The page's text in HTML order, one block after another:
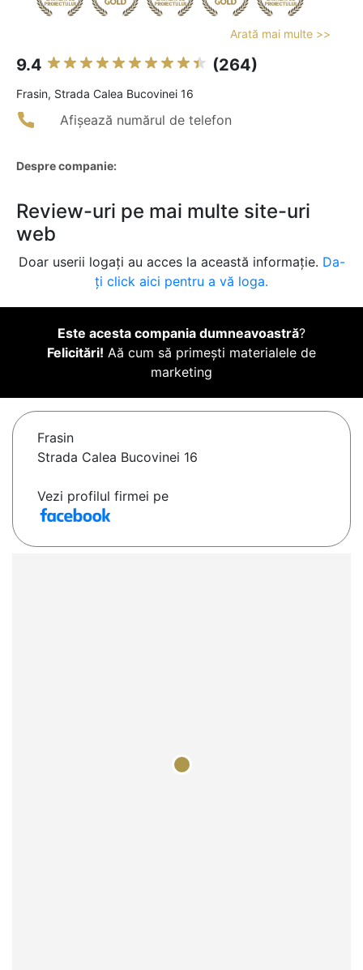
Arată mai multe >>
9.4 (264)
Frasin, Strada Calea Bucovinei 16
Afișează numărul de telefon
Despre companie:
Review-uri pe mai multe site-uri
web
Doar userii logați au acces la această informație. Da-
ți click aici pentru a vă loga.
Este acesta compania dumneavoastră?
Felicitări! Aă cum să primești materialele de
marketing
Frasin
Strada Calea Bucovinei 16
Vezi profilul firmei pe